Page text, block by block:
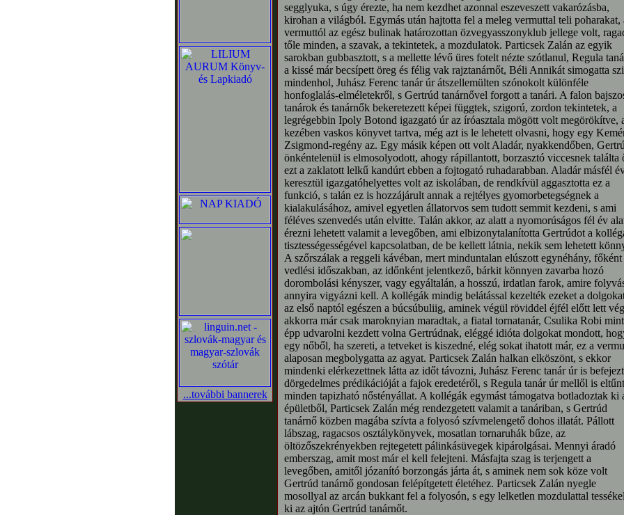
...további bannerek
segglyuka, s úgy érezte, ha nem kezdhet azonnal eszeveszett vakarózásba,
kirohan a világból. Egymás után hajtotta fel a meleg vermuttal teli poharakat,
vermuttól az egész bulinak határozottan özvegyasszonyklub jellege volt,
tőle minden, a szavak, a tekintetek, a mozdulatok. Particsek Zalán az egyik
sarokban gubbasztott, s a mellette lévő üres fotelt nézte szótlanul, Regula
a kissé már becsípett öreg és félig vak rajztanárnőt, Béli Annikát simogatta
mindenhol, Juhász Ferenc tanár úr átszellemülten szónokolt különféle
honfoglalás-elméletekről, s Gertrúd tanárnővel forgott a tanári. A falon
tanárok és tanárnők bekeretezett képei függtek, szigorú, zordon tekintetek, a
legrégebbin Ipoly Botond igazgató úr az íróasztala mögött volt megörökítve,
kezében vaskos könyvet tartva, még azt is le lehetett olvasni, hogy egy
Zsigmond-regény az. Egy másik képen ott volt Aladár, nyakkendőben,
önkéntelenül is elmosolyodott, ahogy rápillantott, borzasztó viccesnek találta
ezt a zaklatott lelkű kandúrt ebben a fojtogató ruhadarabban. Aladár másfél
keresztül igazgatóhelyettes volt az iskolában, de rendkívül aggasztotta ez a
funkció, s talán ez is hozzájárult annak a rejtélyes gyomorbetegségnek a
kialakulásához, amivel egyetlen állatorvos sem tudott semmit kezdeni, s ami
féléves szenvedés után elvitte. Talán akkor, az alatt a nyomorúságos fél év
érezni lehetett valamit a levegőben, ami elbizonytalanította Gertrúdot a
tisztességességével kapcsolatban, de be kellett látnia, nekik sem lehetett
A szőrszálak a reggeli kávéban, mert minduntalan elúszott egynéhány, főként
vedlési időszakban, az időnként jelentkező, bárkit könnyen zavarba hozó
dorombolási kényszer, vagy egyáltalán, a hosszú, irdatlan farok, amire
annyira vigyázni kell. A kollégák mindig belátással kezelték ezeket a
az első naptól egészen a búcsúbuliig, aminek végül röviddel éjfél előtt lett
akkorra már csak maroknyian maradtak, a fiatal tornatanár, Csulika Robi
épp udvarolni kezdett volna Gertrúdnak, eléggé idióta dolgokat mondott,
egy nőből, ha szereti, a tetveket is kiszedné, elég sokat ihatott már, ez a
alaposan megbolygatta az agyat. Particsek Zalán halkan elköszönt, s ekkor
mindenki elérkezettnek látta az időt távozni, Juhász Ferenc tanár úr is
dörgedelmes prédikációját a fajok eredetéről, s Regula tanár úr mellől is eltűnt
minden tapizható nőstényállat. A kollégák egymást támogatva botladoztak ki
épületből, Particsek Zalán még rendezgetett valamit a tanáriban, s Gertrúd
tanárnő közben magába szívta a folyosó szívmelengető dohos illatát. Pállott
lábszag, ragacsos osztálykönyvek, mosatlan tornaruhák bűze, az
öltözőszekrényekben rejtegetett pálinkásüvegek kipárolgásai. Mennyi áradó
emberszag, amit most már el kell felejteni. Másfajta szag is terjengett a
levegőben, amitől józanító borzongás járta át, s aminek nem sok köze volt
Gertrúd tanárnő gondosan felépítgetett életéhez. Particsek Zalán nyegle
mosollyal az arcán bukkant fel a folyosón, s egy lelketlen mozdulattal
ki az ajtón Gertrúd tanárnőt.